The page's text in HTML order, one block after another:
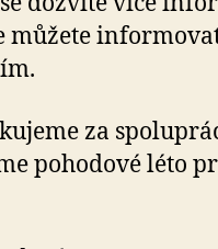
můžete
za
pohodové léto